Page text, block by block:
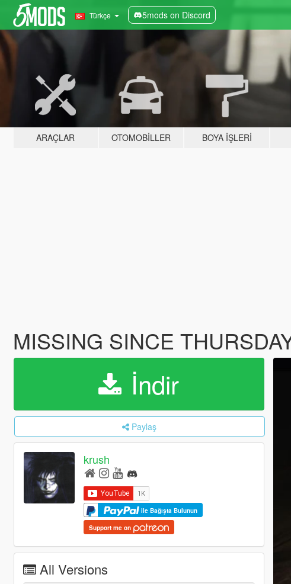
Türkçe 5mods on Discord
ARAÇLAR OTOMOBILLER BOYA İŞLERI
MISSING SINCE
İndir
Paylaş
krush
ile Bağışta Bulunun
Support me on
All Versions